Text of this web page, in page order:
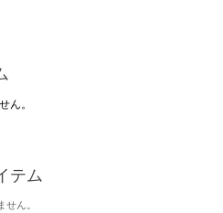
ん。
テム
ん。